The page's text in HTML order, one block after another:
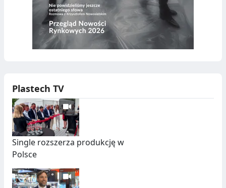
Plastech TV
Single rozszerza produkcję w
Polsce